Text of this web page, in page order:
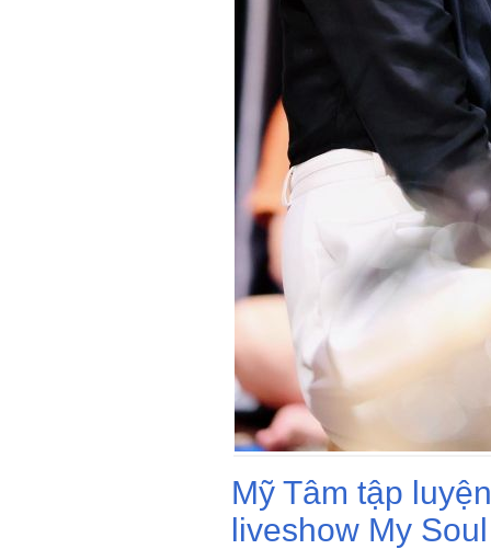
Mỹ Tâm tập
liveshow My